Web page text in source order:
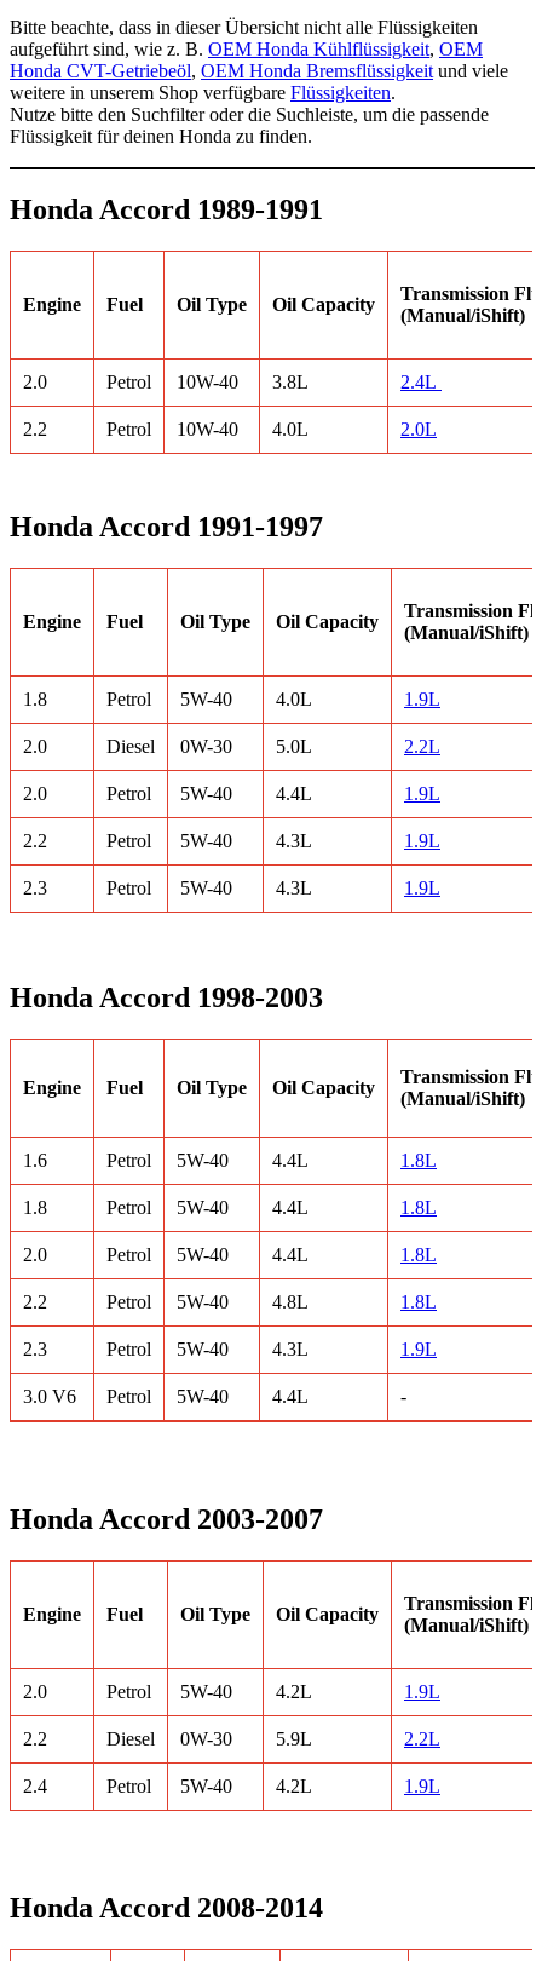
Bitte beachte, dass in dieser Übersicht nicht alle Flüssigkeiten
aufgeführt sind, wie z. B. OEM Honda Kühlflüssigkeit, OEM
Honda CVT-Getriebeöl, OEM Honda Bremsflüssigkeit und viele
weitere in unserem Shop verfügbare Flüssigkeiten.
Nutze bitte den Suchfilter oder die Suchleiste, um die passende
Flüssigkeit für deinen Honda zu finden.
Honda Accord 1989-1991
Engine Fuel Oil Type Oil Capacity
Transmission
(Manual/iShift)
2.0 Petrol 10W-40 3.8L 2.4L
2.2 Petrol 10W-40 4.0L 2.0L
Honda Accord 1991-1997
Engine Fuel Oil Type Oil Capacity
Transmission
(Manual/iShift)
1.8 Petrol 5W-40 4.0L 1.9L
2.0 Diesel 0W-30 5.0L 2.2L
2.0 Petrol 5W-40 4.4L 1.9L
2.2 Petrol 5W-40 4.3L 1.9L
2.3 Petrol 5W-40 4.3L 1.9L
Honda Accord 1998-2003
Engine Fuel Oil Type Oil Capacity
Transmission
(Manual/iShift)
1.6 Petrol 5W-40 4.4L 1.8L
1.8 Petrol 5W-40 4.4L 1.8L
2.0 Petrol 5W-40 4.4L 1.8L
2.2 Petrol 5W-40 4.8L 1.8L
2.3 Petrol 5W-40 4.3L 1.9L
3.0 V6 Petrol 5W-40 4.4L -
Honda Accord 2003-2007
Engine Fuel Oil Type Oil Capacity
Transmission
(Manual/iShift)
2.0 Petrol 5W-40 4.2L 1.9L
2.2 Diesel 0W-30 5.9L 2.2L
2.4 Petrol 5W-40 4.2L 1.9L
Honda Accord 2008-2014